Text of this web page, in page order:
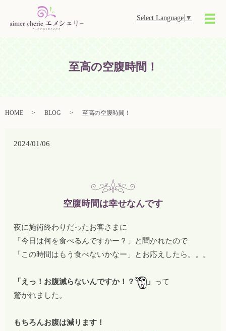
Select Language ▼
メ
至高の空腹時間！
HOME BLOG 至高の空腹時間！
2024/01/06
空腹時間は幸せなんです
夜に施術終わりだったお客さまに
「今日は何を食べるんですかー？」と聞かれたので
「この時間はもう食べないかなー」とお応えしたら。。。
「えっ！お腹減らないんですか！？ 」
って
驚かれました。
もちろんお腹は減ります！